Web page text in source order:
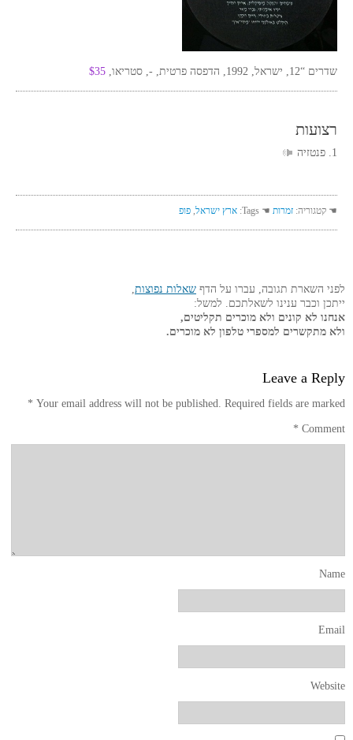
שדרים “12, ישראל, 1992, הדפסה פרטית, -, סטריאו, $35
רצועות
1. פנטזיה
☚ קטגוריה: זמרות ☚ Tags: ארץ ישראל, פופ
לפני השארת תגובה, עברו על הדף שאלות נפוצות,
ייתכן וכבר ענינו לשאלתכם. למשל:
אנחנו לא קונים ולא מוכרים תקליטים,
ולא מתקשרים למספרי טלפון לא מוכרים.
Leave a Reply
Your email address will not be published. Required fields are marked
*
Comment
*
Name
Email
Website